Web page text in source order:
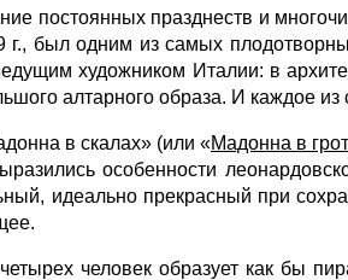
постоянных празднеств и
был одним из самых
художником Италии: в
алтарного образа. И каждое
в скалах» (или «Мадонна в
особенности
идеально прекрасный при
человек образует как бы